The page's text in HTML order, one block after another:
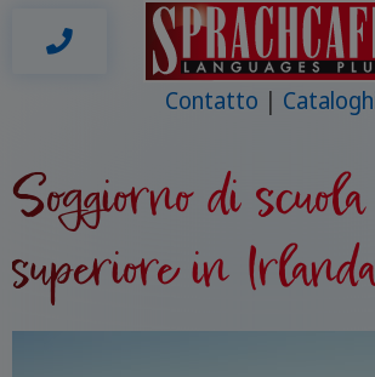
Contatto
Soggiorno di scuola
superiore in